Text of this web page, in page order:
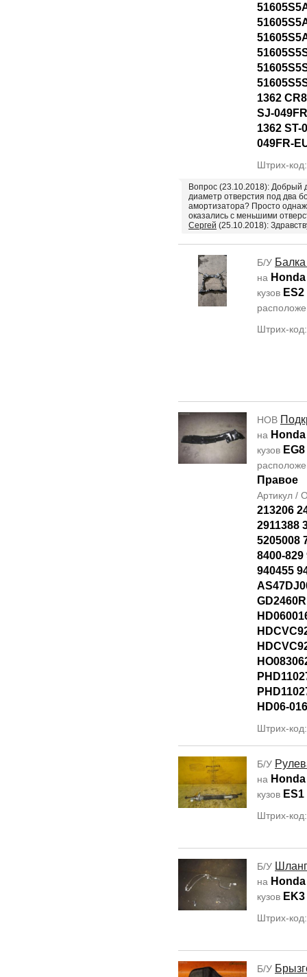
1362
SJ-
1362 ST-
049FR-
Штрих-
Вопрос (23.10.2018): Добрый
диаметр отверстия под два
амортизатора? Просто
оказались с меньшими
Сергей (25.10.2018):
Б/У
на
кузов ES2
Штрих-
НОВ
на
кузов EG8
Правое
Артикул /
213206
2911388
5205008
8400-829
940455
HD06-
Штрих-
Б/У
на
кузов ES1
Штрих-
Б/У
на
кузов EK3
Штрих-
Б/У